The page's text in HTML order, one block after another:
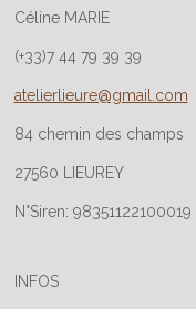
Céline MARIE
(+33)7 44 79 39 39
atelierlieure@gmail.com
84 chemin des champs
27560 LIEUREY
N°Siren: 98351122100019
INFOS